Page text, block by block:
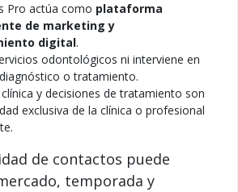
Pro actúa como plataforma
de marketing y
digital.
odontológicos ni interviene en
o tratamiento.
y decisiones de tratamiento son
exclusiva de la clínica o profesional
de contactos puede
temporada y